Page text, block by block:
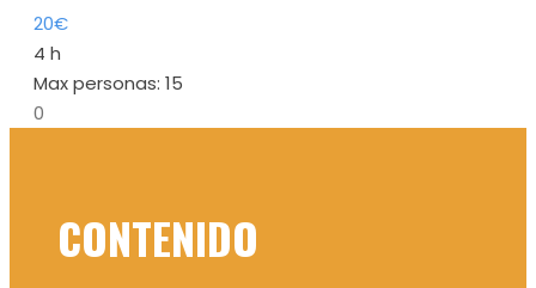
20€
4 h
Max personas: 15
0
CONTENIDO